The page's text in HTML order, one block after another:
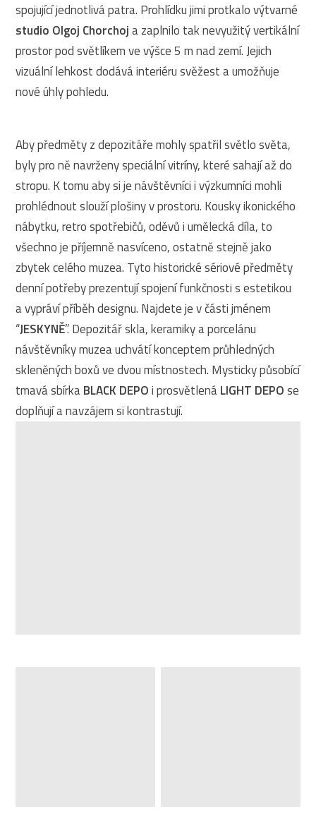
spojující jednotlivá patra. Prohlídku jimi protkalo výtvarné
studio Olgoj Chorchoja zaplnilo tak nevyužitý vertikální
prostor pod světlíkem ve výšce 5 m nad zemí. Jejich
vizuální lehkost dodává interiéru svěžest a umožňuje
nové úhly pohledu.
Aby předměty z depozitáře mohly spatřil světlo světa,
byly pro ně navrženy speciální vitríny, které sahají až do
stropu. K tomu aby si je návštěvníci i výzkumníci mohli
prohlédnout slouží plošiny v prostoru. Kousky ikonického
nábytku, retro spotřebičů, oděvů i umělecká díla, to
všechno je příjemně nasvíceno, ostatně stejně jako
zbytek celého muzea. Tyto historické sériové předměty
denní potřeby prezentují spojení funkčnosti s estetikou
a vypráví příběh designu. Najdete je v části jménem
“JESKYNĚ”. Depozitář skla, keramiky a porcelánu
návštěvníky muzea uchvátí konceptem průhledných
skleněných boxů ve dvou místnostech. Mysticky působící
tmavá sbírkaBLACK DEPOi prosvětlenáLIGHT DEPOse
doplňují a navzájem si kontrastují.